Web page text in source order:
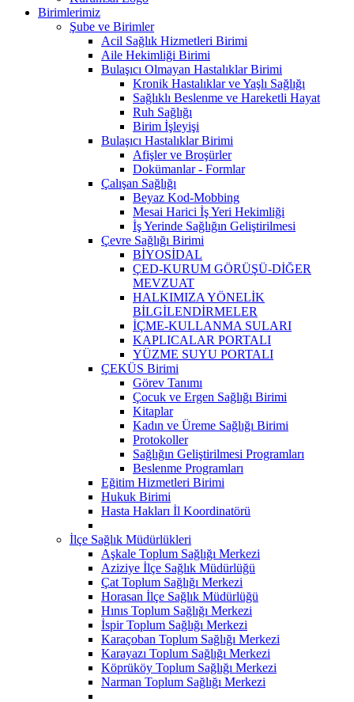
Birimlerimiz
Şube ve Birimler
Acil Sağlık Hizmetleri Birimi
Aile Hekimliği Birimi
Bulaşıcı Olmayan Hastalıklar Birimi
Kronik Hastalıklar ve Yaşlı Sağlığı
Sağlıklı Beslenme ve Hareketli Hayat
Ruh Sağlığı
Birim İşleyişi
Bulaşıcı Hastalıklar Birimi
Afişler ve Broşürler
Dokümanlar - Formlar
Çalışan Sağlığı
Beyaz Kod-Mobbing
Mesai Harici İş Yeri Hekimliği
İş Yerinde Sağlığın Geliştirilmesi
Çevre Sağlığı Birimi
BİYOSİDAL
ÇED-KURUM GÖRÜŞÜ-DİĞER
MEVZUAT
HALKIMIZA YÖNELİK
BİLGİLENDİRMELER
İÇME-KULLANMA SULARI
KAPLICALAR PORTALI
YÜZME SUYU PORTALI
ÇEKÜS Birimi
Görev Tanımı
Çocuk ve Ergen Sağlığı Birimi
Kitaplar
Kadın ve Üreme Sağlığı Birimi
Protokoller
Sağlığın Geliştirilmesi Programları
Beslenme Programları
Eğitim Hizmetleri Birimi
Hukuk Birimi
Hasta Hakları İl Koordinatörü
İlçe Sağlık Müdürlükleri
Aşkale Toplum Sağlığı Merkezi
Aziziye İlçe Sağlık Müdürlüğü
Çat Toplum Sağlığı Merkezi
Horasan İlçe Sağlık Müdürlüğü
Hınıs Toplum Sağlığı Merkezi
İspir Toplum Sağlığı Merkezi
Karaçoban Toplum Sağlığı Merkezi
Karayazı Toplum Sağlığı Merkezi
Köprüköy Toplum Sağlığı Merkezi
Narman Toplum Sağlığı Merkezi